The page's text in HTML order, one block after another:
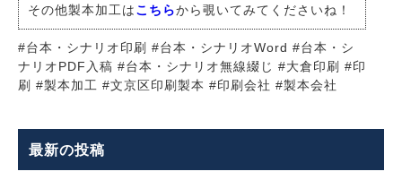
その他製本加工はこちらから覗いてみてくださいね！
#台本・シナリオ印刷 #台本・シナリオWord #台本・シ
ナリオPDF入稿 #台本・シナリオ無線綴じ #大倉印刷 #印
刷 #製本加工 #文京区印刷製本 #印刷会社 #製本会社
最新の投稿